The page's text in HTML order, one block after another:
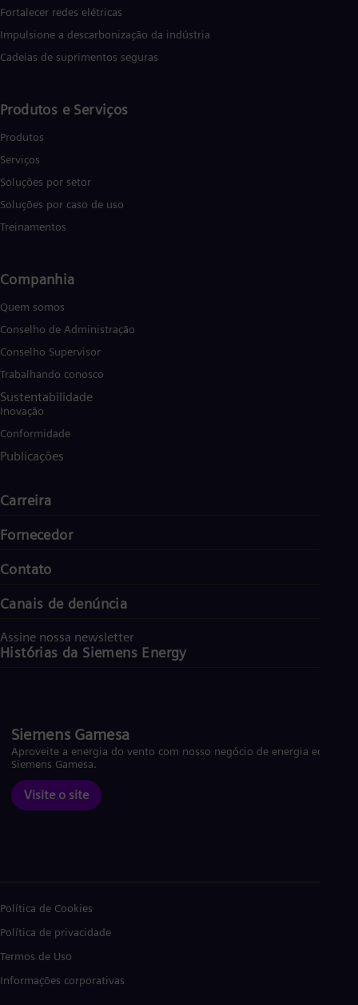
Fortalecer redes elétricas
Impulsione a descarbonização da indústria
Cadeias de suprimentos seguras
Produtos e Serviços
Produtos
Serviços
Soluções por setor
Soluções por caso de uso
Treinamentos
Companhia
Quem somos
Conselho de Administração
Conselho Supervisor
Trabalhando conosco
Sustentabilidade
Inovação
Conformidade
Publicações
Carreira
Fornecedor
Contato
Canais de denúncia
Assine nossa newsletter
Histórias da Siemens Energy
Siemens Gamesa
Aproveite a energia do vento com nosso negócio de energia eólica
Siemens Gamesa.
Visite o site
Política de Cookies
Política de privacidade
Termos de Uso
Informações corporativas